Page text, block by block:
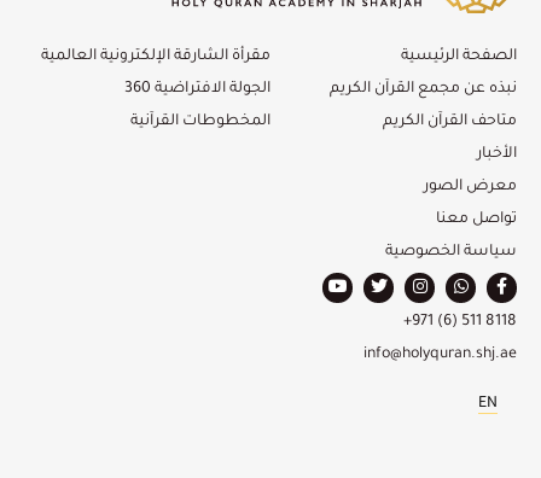
الصفحة الرئيسية
نبذه عن مجمع القرآن الكريم
متاحف القرآن الكريم
مقرأة الشارقة الإلكترونية العالمية
الجولة الافتراضية 360
المخطوطات القرآنية
الأخبار
معرض الصور
تواصل معنا
سياسة الخصوصية
+971 (6) 511 8118
info@holyquran.shj.ae
EN